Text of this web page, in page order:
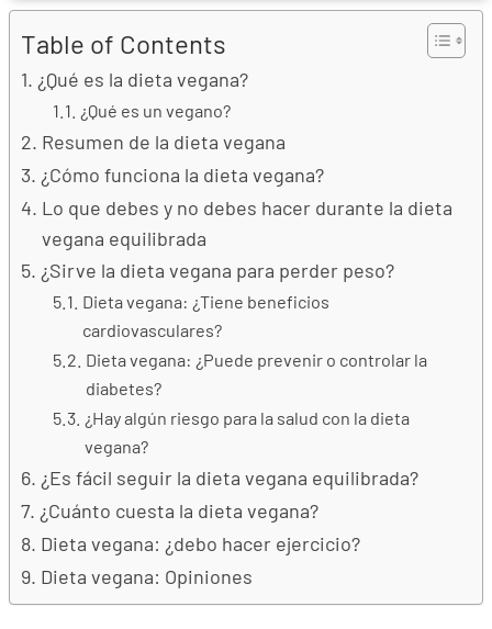
Table of Contents
¿Qué es la dieta vegana?
¿Qué es un vegano?
Resumen de la dieta vegana
¿Cómo funciona la dieta vegana?
Lo que debes y no debes hacer durante la dieta
vegana equilibrada
¿Sirve la dieta vegana para perder peso?
Dieta vegana: ¿Tiene beneficios
cardiovasculares?
Dieta vegana: ¿Puede prevenir o controlar la
diabetes?
¿Hay algún riesgo para la salud con la dieta
vegana?
¿Es fácil seguir la dieta vegana equilibrada?
¿Cuánto cuesta la dieta vegana?
Dieta vegana: ¿debo hacer ejercicio?
Dieta vegana: Opiniones